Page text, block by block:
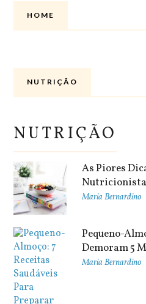
HOME
NUTRIÇÃO
NUTRIÇÃO
As Piores
Maria Bernardino
Pequeno-
Demoram 5
Maria Bernardino